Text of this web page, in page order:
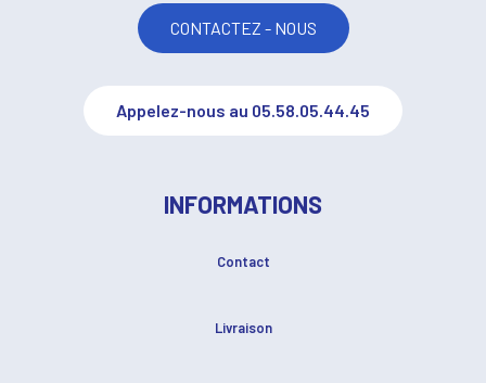
CONTACTEZ - NOUS
Appelez-nous au 05.58.05.44.45
INFORMATIONS
Contact
Livraison